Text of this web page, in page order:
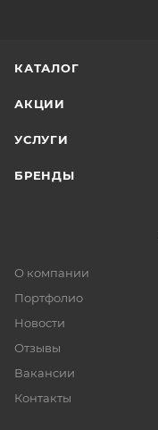
КАТАЛОГ
АКЦИИ
УСЛУГИ
БРЕНДЫ
О компании
Портфолио
Новости
Отзывы
Вакансии
Контакты